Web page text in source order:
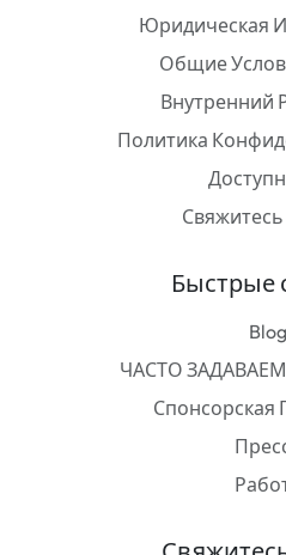
Юридическая
Общие
Внутренний
Политика
Быстрые
Blog
ЧАСТО
Спонсорская